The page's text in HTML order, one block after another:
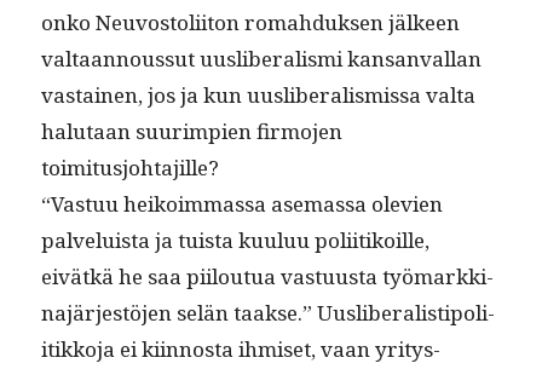
onko Neu­vos­toli­iton rom­ah­duk­sen jäl­keen
val­taan­nous­sut uus­lib­er­al­is­mi kansan­val­lan
vas­tainen, jos ja kun uus­lib­er­al­is­mis­sa val­ta
halu­taan suurimpi­en fir­mo­jen
toimitusjohtajille?
“Vas­tuu heikoim­mas­sa ase­mas­sa ole­vien
palveluista ja tuista kuu­luu poli­itikoille,
eivätkä he saa piiloutua vas­tu­us­ta työ­markki­
na­jär­jestö­jen selän taakse.” Uus­lib­er­al­is­tipoli­
itikko­ja ei kiin­nos­ta ihmiset, vaan yri­tys­